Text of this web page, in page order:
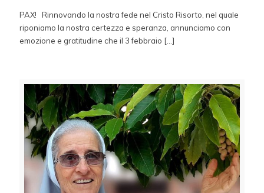
PAX! Rinnovando la nostra fede nel Cristo Risorto, nel quale
riponiamo la nostra certezza e speranza, annunciamo con
emozione e gratitudine che il 3 febbraio […]